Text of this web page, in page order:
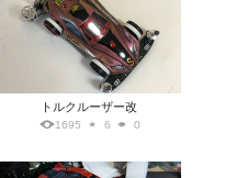
トルクルーザー改
1695 6 0